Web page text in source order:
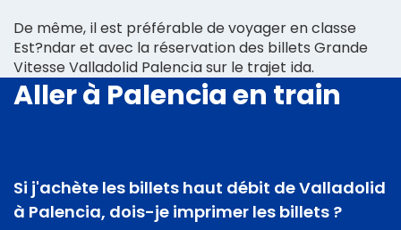
De même, il est préférable de voyager en classe
Est?ndar et avec la réservation des billets Grande
Vitesse Valladolid Palencia sur le trajet ida.
Aller à Palencia en train
Si j'achète les billets haut débit de Valladolid
à Palencia, dois-je imprimer les billets ?